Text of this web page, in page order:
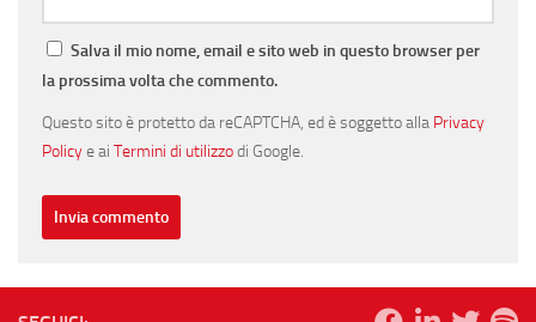
Salva il mio nome, email e sito web in questo browser per
la prossima volta che commento.
Questo sito è protetto da reCAPTCHA, ed è soggetto alla Privacy
Policye ai Termini di utilizzodi Google.